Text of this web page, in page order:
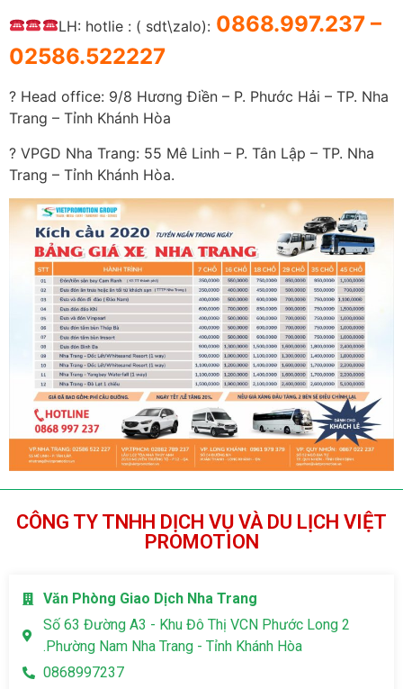
LH: hotlie : ( sdt\zalo): 0868.997.237 –
02586.522227
? Head office: 9/8 Hương Điền – P. Phước Hải – TP. Nha
Trang – Tỉnh Khánh Hòa
? VPGD Nha Trang: 55 Mê Linh – P. Tân Lập – TP. Nha
Trang – Tỉnh Khánh Hòa.
CÔNG TY TNHH DỊCH VỤ VÀ DU LỊCH VIỆT
PROMOTION
Văn Phòng Giao Dịch Nha Trang
Số 63 Đường A3 - Khu Đô Thị VCN Phước Long 2
.Phường Nam Nha Trang - Tỉnh Khánh Hòa
0868997237